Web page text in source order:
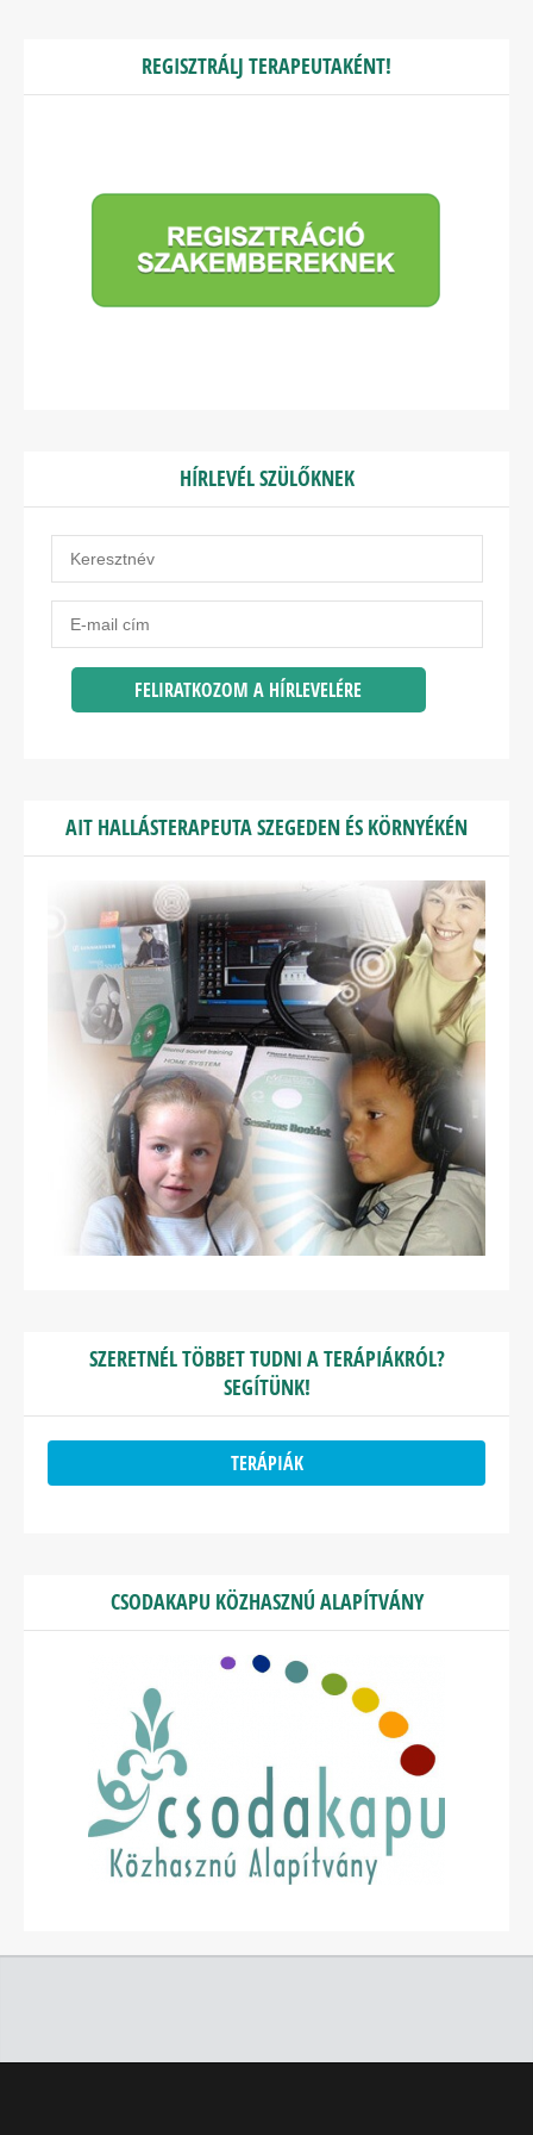
REGISZTRÁLJ TERAPEUTAKÉNT!
HÍRLEVÉL SZÜLŐKNEK
AIT HALLÁSTERAPEUTA SZEGEDEN ÉS KÖRNYÉKÉN
SZERETNÉL TÖBBET TUDNI A TERÁPIÁKRÓL?
SEGÍTÜNK!
TERÁPIÁK
CSODAKAPU KÖZHASZNÚ ALAPÍTVÁNY